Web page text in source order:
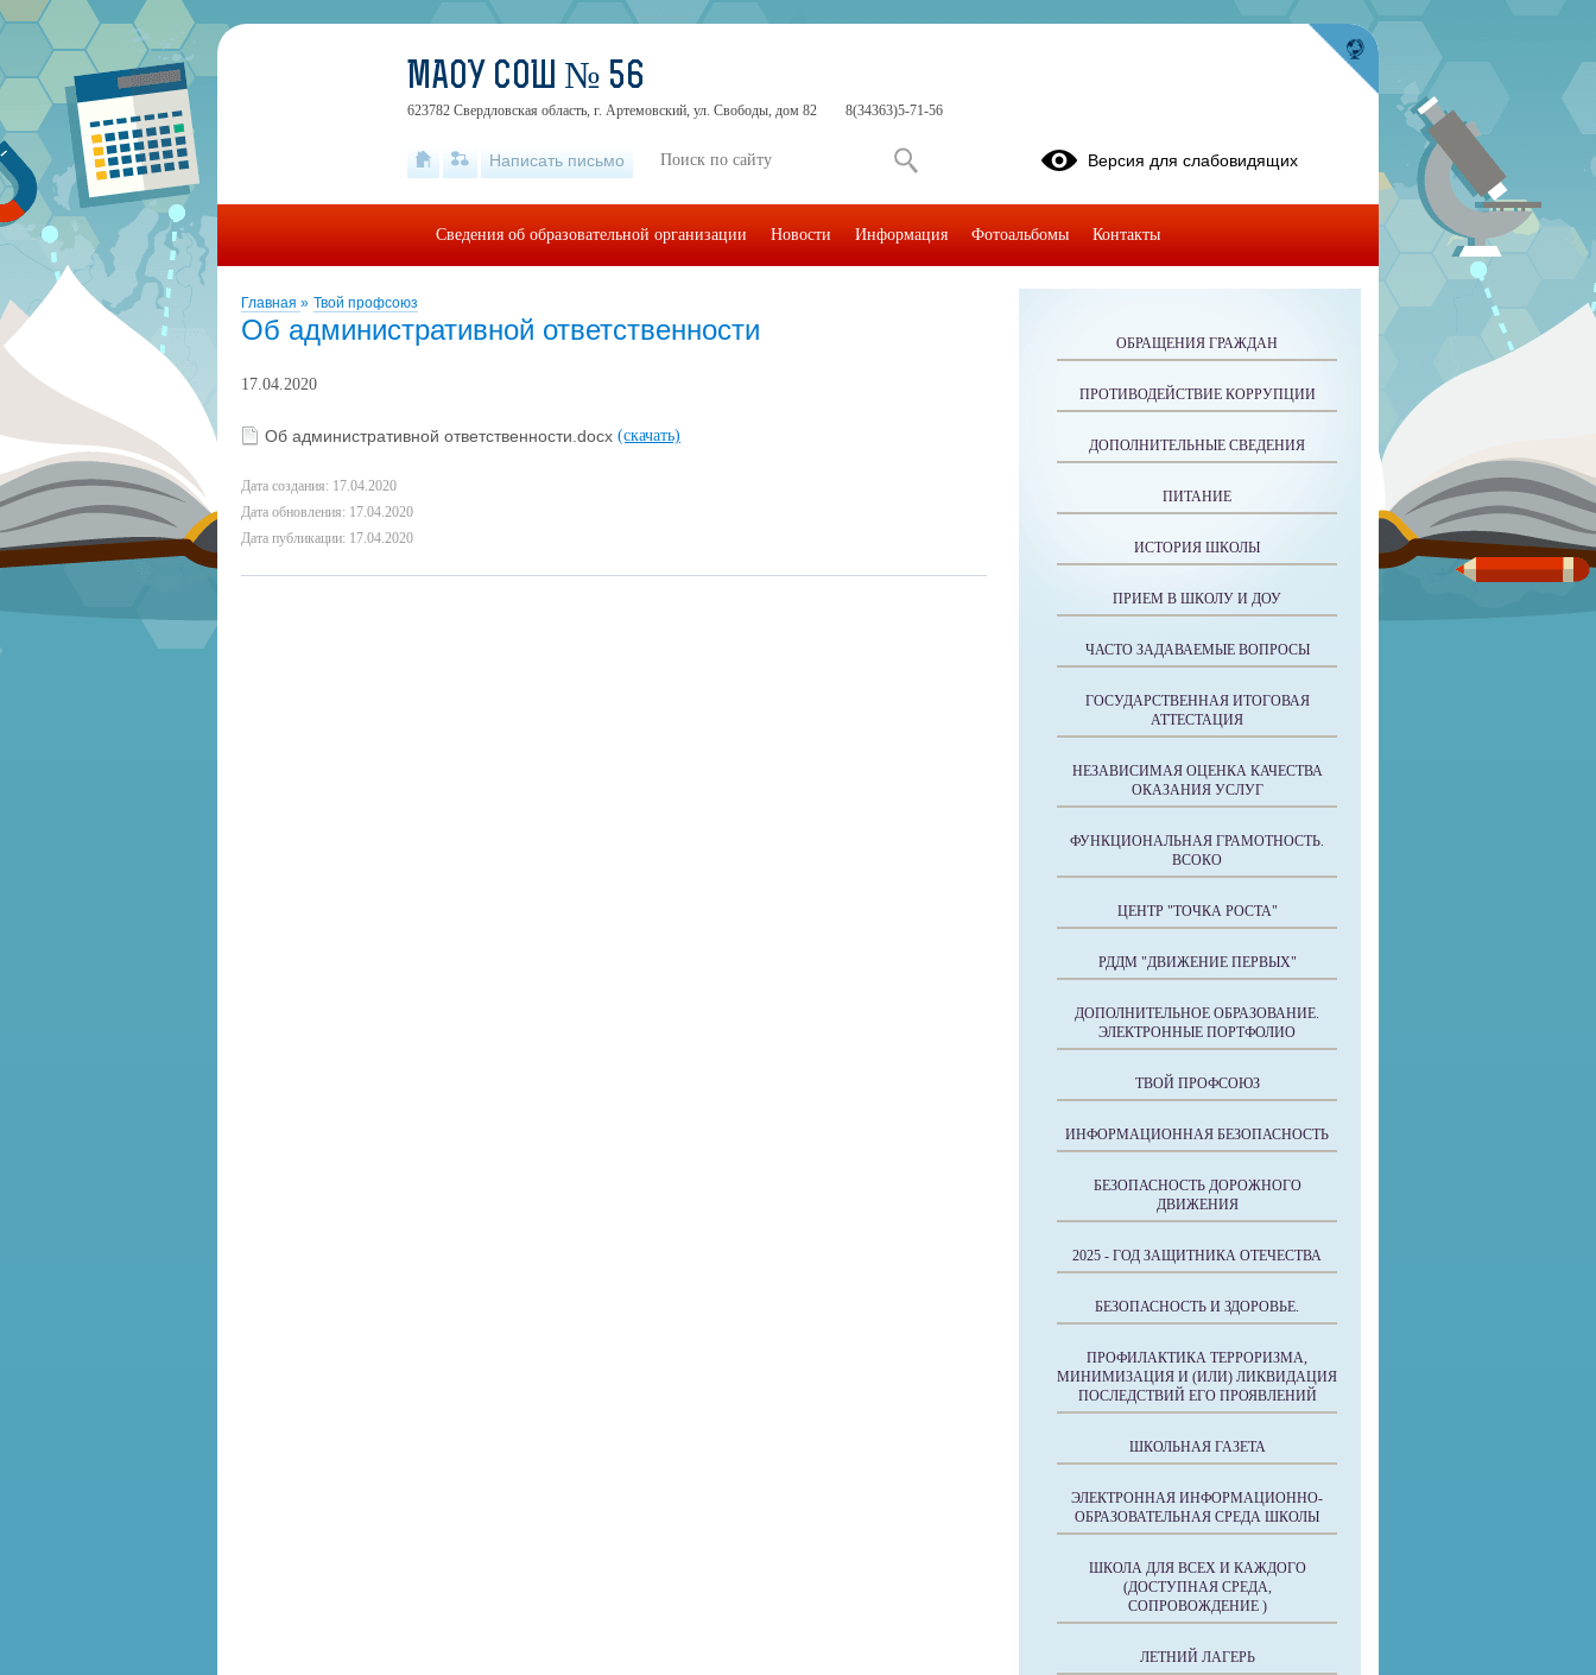
Главная » Твой профсоюз
Об административной ответственности
17.04.2020
Об административной ответственности.docx (скачать)
Дата создания: 17.04.2020
Дата обновления: 17.04.2020
Дата публикации: 17.04.2020
ОБРАЩЕНИЯ ГРАЖДАН
ПРОТИВОДЕЙСТВИЕ КОРРУПЦИИ
ДОПОЛНИТЕЛЬНЫЕ СВЕДЕНИЯ
ПИТАНИЕ
ИСТОРИЯ ШКОЛЫ
ПРИЕМ В ШКОЛУ И ДОУ
ЧАСТО ЗАДАВАЕМЫЕ ВОПРОСЫ
ГОСУДАРСТВЕННАЯ ИТОГОВАЯ
АТТЕСТАЦИЯ
НЕЗАВИСИМАЯ ОЦЕНКА КАЧЕСТВА
ОКАЗАНИЯ УСЛУГ
ФУНКЦИОНАЛЬНАЯ ГРАМОТНОСТЬ.
ВСОКО
ЦЕНТР "ТОЧКА РОСТА"
РДДМ "ДВИЖЕНИЕ ПЕРВЫХ"
ДОПОЛНИТЕЛЬНОЕ ОБРАЗОВАНИЕ.
ЭЛЕКТРОННЫЕ ПОРТФОЛИО
ТВОЙ ПРОФСОЮЗ
ИНФОРМАЦИОННАЯ БЕЗОПАСНОСТЬ
БЕЗОПАСНОСТЬ ДОРОЖНОГО
ДВИЖЕНИЯ
2025 - ГОД ЗАЩИТНИКА ОТЕЧЕСТВА
БЕЗОПАСНОСТЬ И ЗДОРОВЬЕ.
ПРОФИЛАКТИКА ТЕРРОРИЗМА,
МИНИМИЗАЦИЯ И (ИЛИ) ЛИКВИДАЦИЯ
ПОСЛЕДСТВИЙ ЕГО ПРОЯВЛЕНИЙ
ШКОЛЬНАЯ ГАЗЕТА
ЭЛЕКТРОННАЯ ИНФОРМАЦИОННО-
ОБРАЗОВАТЕЛЬНАЯ СРЕДА ШКОЛЫ
ШКОЛА ДЛЯ ВСЕХ И КАЖДОГО
(ДОСТУПНАЯ СРЕДА,
СОПРОВОЖДЕНИЕ )
ЛЕТНИЙ ЛАГЕРЬ
МАОУ СОШ № 56
623782 Свердловская область, г. Артемовский, ул. Свободы, дом 82 8(34363)5-71-56
Написать письмо Версия для слабовидящих
Сведения об образовательной организации Новости Информация Фотоальбомы Контакты